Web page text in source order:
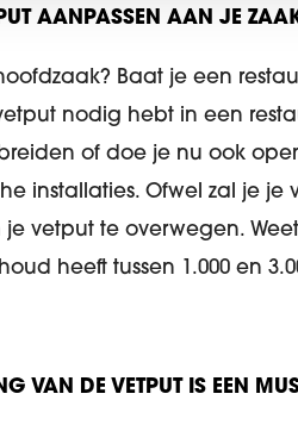
AANPASSEN AAN JE
Baat je een
nodig hebt in een
of doe je nu ook
installaties. Ofwel zal je
vetput te overwegen.
heeft tussen 1.000 en
VAN DE VETPUT IS EEN